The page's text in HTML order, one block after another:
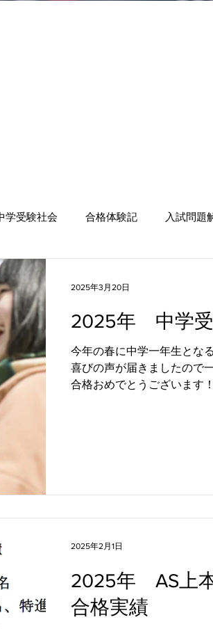
学受験社会 合格体験記 入試問題
2025年 中学
今年の春に中学一年生とな
喜びの声が届きましたので
合格おめでとうございます
2025年3月20日
2025年 AS
合格実績
2025年2月1日